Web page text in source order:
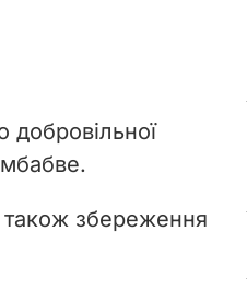
добровільної
збереження